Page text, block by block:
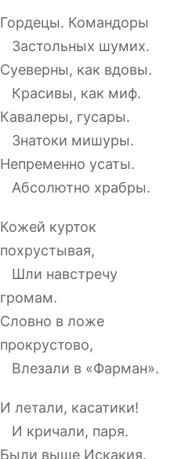
Гордецы. Командоры
Застольных шумих.
Суеверны, как вдовы.
Красивы, как миф.
Кавалеры, гусары.
Знатоки мишуры.
Непременно усаты.
Абсолютно храбры.
Кожей курток
похрустывая,
Шли навстречу
громам.
Словно в ложе
прокрустово,
Влезали в «Фарман».
И летали, касатики!
И кричали, паря.
Были выше Искакия.